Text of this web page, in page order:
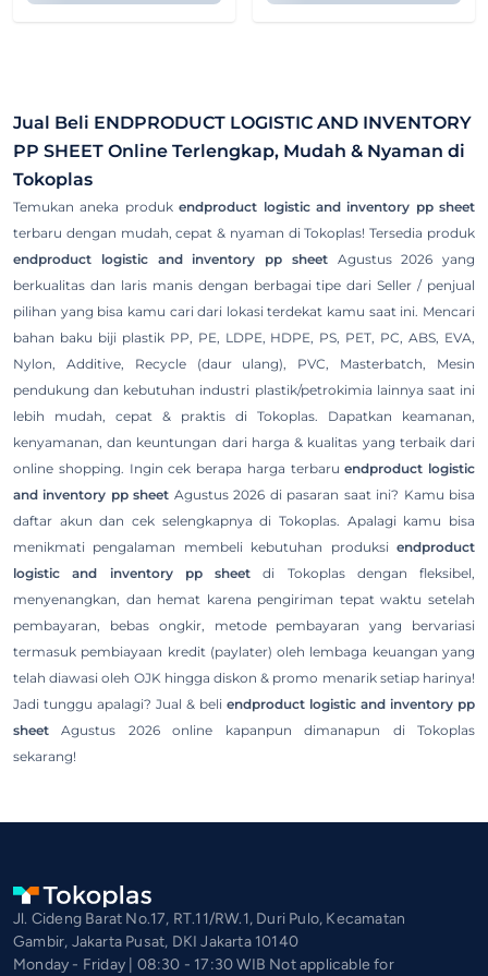
Jual Beli ENDPRODUCT LOGISTIC AND INVENTORY
PP SHEET Online Terlengkap, Mudah & Nyaman di
Tokoplas
Temukan aneka produkendproduct logistic and inventory pp sheet
terbaru dengan mudah, cepat & nyaman di Tokoplas! Tersedia produk
endproduct logistic and inventory pp sheetAgustus 2026 yang
berkualitas dan laris manis dengan berbagai tipe dari Seller / penjual
pilihan yang bisa kamu cari dari lokasi terdekat kamu saat ini. Mencari
bahan baku biji plastik PP, PE, LDPE, HDPE, PS, PET, PC, ABS, EVA,
Nylon, Additive, Recycle (daur ulang), PVC, Masterbatch, Mesin
pendukung dan kebutuhan industri plastik/petrokimia lainnya saat ini
lebih mudah, cepat & praktis di Tokoplas. Dapatkan keamanan,
kenyamanan, dan keuntungan dari harga & kualitas yang terbaik dari
online shopping. Ingin cek berapa harga terbaruendproduct logistic
and inventory pp sheet Agustus 2026 di pasaran saat ini? Kamu bisa
daftar akun dan cek selengkapnya di Tokoplas. Apalagi kamu bisa
menikmati pengalaman membeli kebutuhan produksi endproduct
logistic and inventory pp sheet di Tokoplas dengan fleksibel,
menyenangkan, dan hemat karena pengiriman tepat waktu setelah
pembayaran, bebas ongkir, metode pembayaran yang bervariasi
termasuk pembiayaan kredit (paylater) oleh lembaga keuangan yang
telah diawasi oleh OJK hingga diskon & promo menarik setiap harinya!
Jadi tunggu apalagi? Jual & beli endproduct logistic and inventory pp
sheet Agustus 2026 online kapanpun dimanapun di Tokoplas
sekarang!
Jl. Cideng Barat No.17, RT.11/RW.1, Duri Pulo, Kecamatan
Gambir, Jakarta Pusat, DKI Jakarta 10140
Monday - Friday | 08:30 - 17:30 WIB Not applicable for